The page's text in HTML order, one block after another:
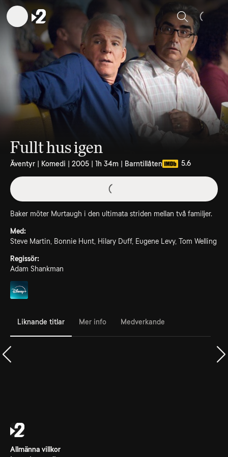
Sök
Fullt hus igen
Äventyr | Komedi | 2005 | 1h 34m | Barntillåten 5.6
Baker möter Murtaugh i den ultimata striden mellan två familjer.
Med:
Steve Martin, Bonnie Hunt, Hilary Duff, Eugene Levy, Tom Welling
Regissör:
Adam Shankman
Liknande titlar Mer info Medverkande
Allmänna villkor